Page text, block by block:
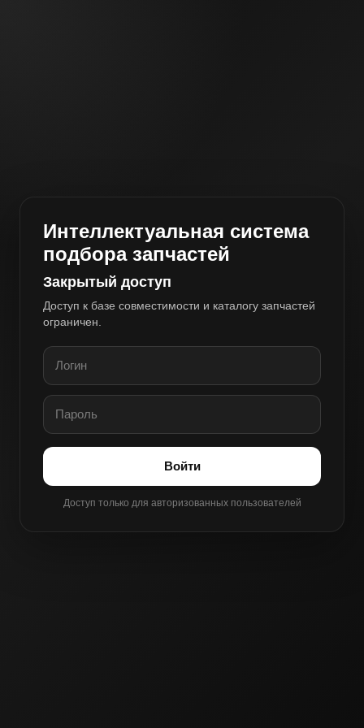
Интеллектуальная система
подбора запчастей
Закрытый доступ
Доступ к базе совместимости и каталогу запчастей
ограничен.
Войти
Доступ только для авторизованных пользователей